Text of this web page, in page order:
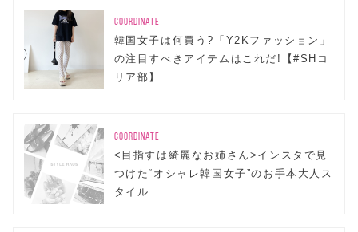
COORDINATE
韓国女子は何買う?「Y2Kファッション」
の注目すべきアイテムはこれだ!【#SHコ
リア部】
COORDINATE
<目指すは綺麗なお姉さん>インスタで見
つけた“オシャレ韓国女子”のお手本大人ス
タイル